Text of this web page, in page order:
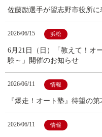
佐藤励選手が習志野市役所に
2026/06/15 浜松
6月21日（日）「教えて！オ
験～」開催のお知らせ
2026/06/11 情報
『爆走！オート塾』待望の
2026/06/11 情報